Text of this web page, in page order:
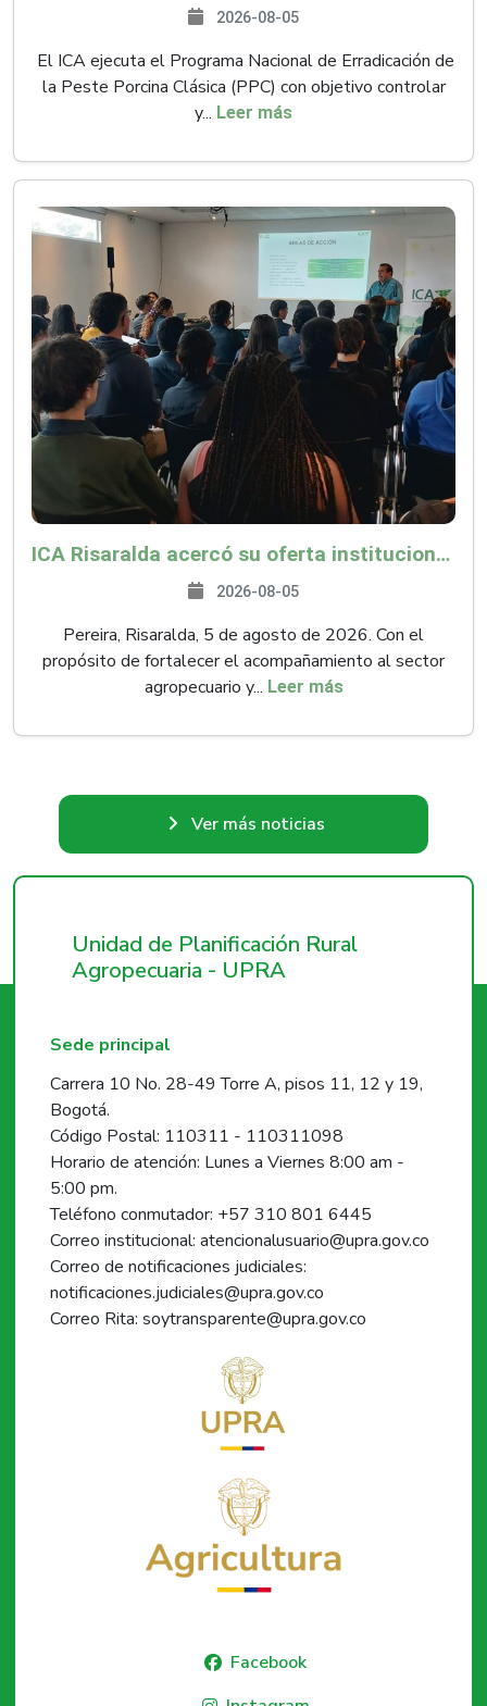
2026-08-05
El ICA ejecuta el Programa Nacional de Erradicación de
la Peste Porcina Clásica (PPC) con objetivo controlar
y... Leer más
ICA Risaralda acercó su oferta institucional a productores y emprendedores en Expocamello
2026-08-05
Pereira, Risaralda, 5 de agosto de 2026. Con el
propósito de fortalecer el acompañamiento al sector
agropecuario y... Leer más
Ver más noticias
Unidad de Planificación Rural
Agropecuaria - UPRA
Sede principal
Carrera 10 No. 28-49 Torre A, pisos 11, 12 y 19,
Bogotá.
Código Postal: 110311 - 110311098
Horario de atención: Lunes a Viernes 8:00 am -
5:00 pm.
Teléfono conmutador: +57 310 801 6445
Correo institucional: atencionalusuario@upra.gov.co
Correo de notificaciones judiciales:
notificaciones.judiciales@upra.gov.co
Correo Rita: soytransparente@upra.gov.co
Facebook